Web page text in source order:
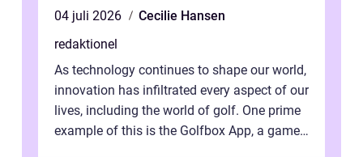
04 juli 2026
Cecilie Hansen
redaktionel
As technology continues to shape our world,
innovation has infiltrated every aspect of our
lives, including the world of golf. One prime
example of this is the Golfbox App, a game-